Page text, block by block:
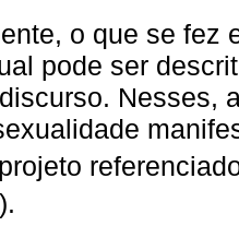
o que se fez
pode ser
Nesses,